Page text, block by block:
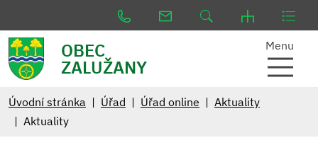
OBEC
ZALUŽANY
Menu
Úvodní stránka Úřad Úřad online
Aktuality
Aktuality